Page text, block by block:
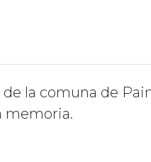
la comuna de
memoria.